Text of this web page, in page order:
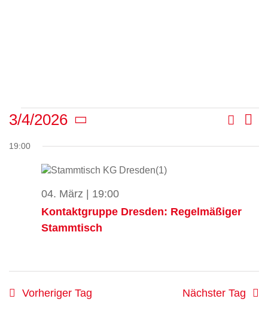
Veranstaltungen
für
2026
Such-
Suche
Tag
3/4/2026
wählen.
19:00
Kontaktgruppe Dresden: Regelmäßiger
Stammtisch
04. März | 19:00
Vorheriger Tag Nächster Tag